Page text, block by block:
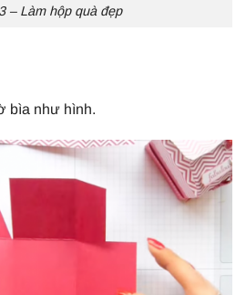
– Làm hộp quà đẹp
bìa như hình.